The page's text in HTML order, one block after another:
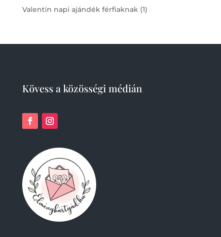
products
Valentin napi ajándék férfiaknak 11
Kövess a közösségi médián